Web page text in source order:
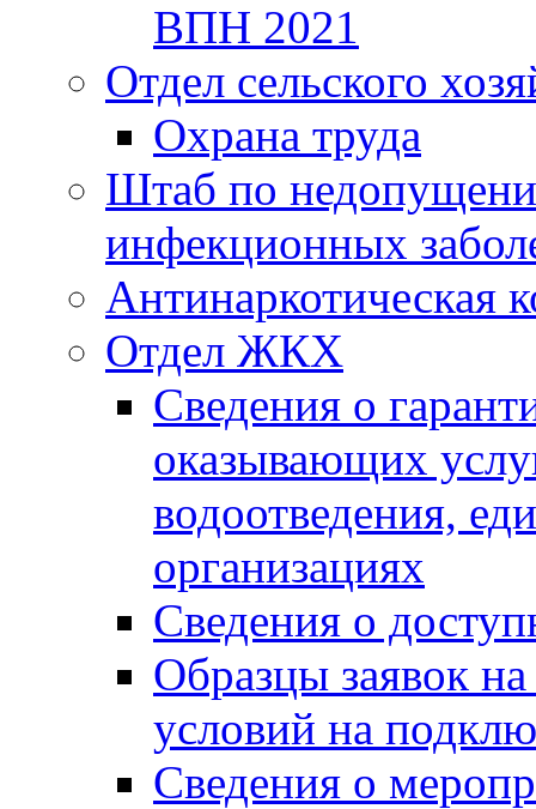
ВПН 2021
Отдел сельского
Охрана труда
Штаб по
инфекционных
Антинаркотическая
Отдел ЖКХ
Сведения о
оказывающих
водоотведения,
организациях
Сведения о
Образцы заявок
условий на
Сведения о